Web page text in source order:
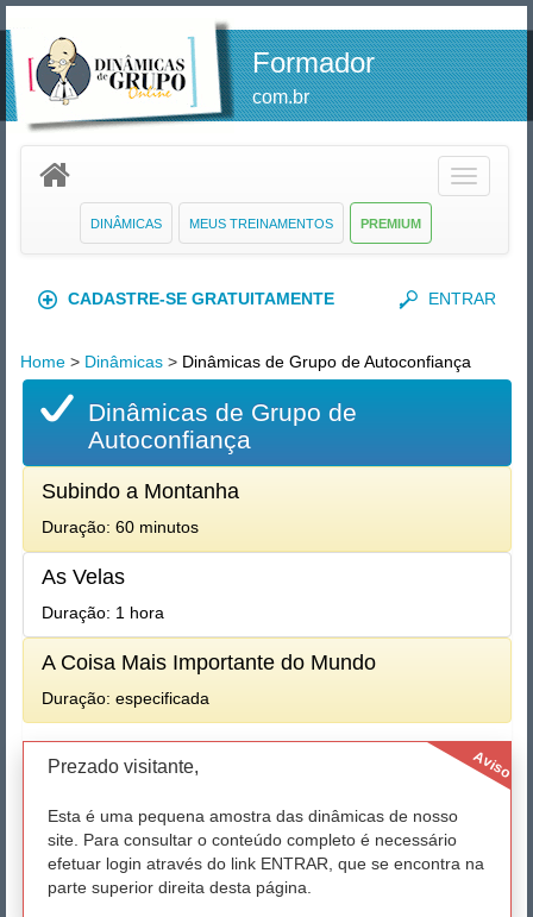
Formador
com.br
Toggle
PREMIUM
MEUS TREINAMENTOS
DINÂMICAS
CADASTRE-SE GRATUITAMENTE ENTRAR
Home > Dinâmicas > Dinâmicas de Grupo de Autoconfiança
Dinâmicas de Grupo de
Autoconfiança
Subindo a Montanha
Duração: 60 minutos
As Velas
Duração: 1 hora
A Coisa Mais Importante do Mundo
Duração: especificada
Aviso
Prezado visitante,
Esta é uma pequena amostra das dinâmicas de nosso
site. Para consultar o conteúdo completo é necessário
efetuar login através do link ENTRAR, que se encontra na
parte superior direita desta página.